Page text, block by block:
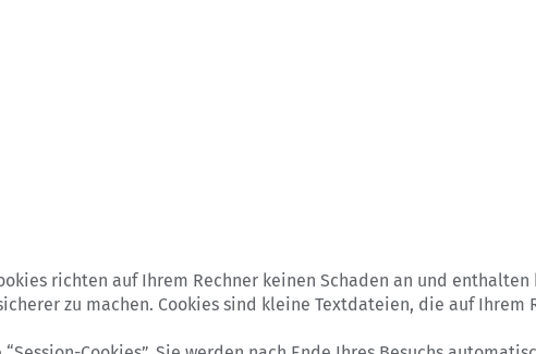
richten auf Ihrem Rechner keinen Schaden an und enthalten
zu machen. Cookies sind kleine Textdateien, die auf Ihrem